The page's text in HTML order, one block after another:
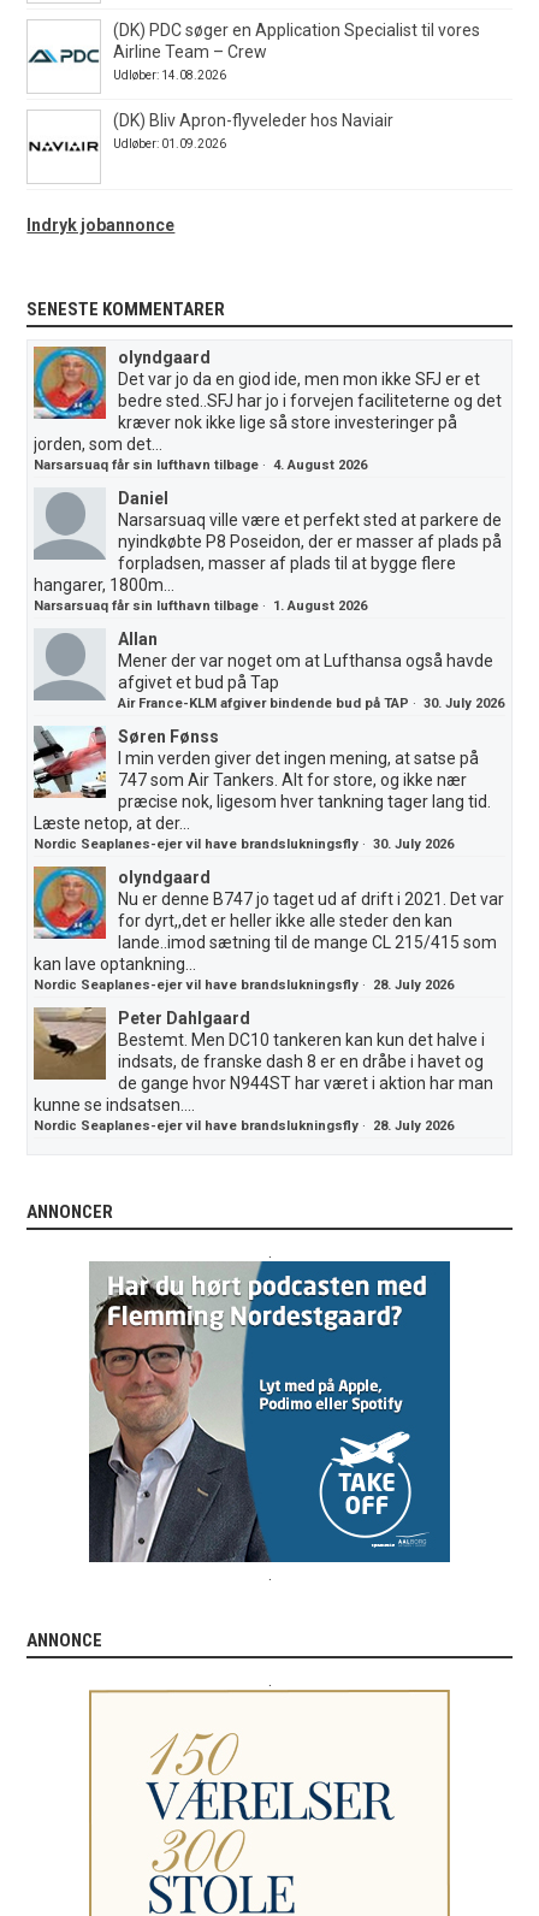
(DK) PDC søger en Application Specialist til vores
Airline Team – Crew
Udløber: 14.08.2026
(DK) Bliv Apron-flyveleder hos Naviair
Udløber: 01.09.2026
Indryk jobannonce
SENESTE KOMMENTARER
olyndgaard
Det var jo da en giod ide, men mon ikke SFJ er et
bedre sted..SFJ har jo i forvejen faciliteterne og det
kræver nok ikke lige så store investeringer på
jorden, som det...
Narsarsuaq får sin lufthavn tilbage ·4. August 2026
Daniel
Narsarsuaq ville være et perfekt sted at parkere de
nyindkøbte P8 Poseidon, der er masser af plads på
forpladsen, masser af plads til at bygge flere
hangarer, 1800m...
Narsarsuaq får sin lufthavn tilbage · 1. August 2026
Allan
Mener der var noget om at Lufthansa også havde
afgivet et bud på Tap
Air France-KLM afgiver bindende bud på TAP ·30. July 2026
Søren Fønss
I min verden giver det ingen mening, at satse på
747 som Air Tankers. Alt for store, og ikke nær
præcise nok, ligesom hver tankning tager lang tid.
Læste netop, at der...
Nordic Seaplanes-ejer vil have brandslukningsfly ·30. July 2026
olyndgaard
Nu er denne B747 jo taget ud af drift i 2021. Det var
for dyrt,,det er heller ikke alle steder den kan
lande..imod sætning til de mange CL 215/415 som
kan lave optankning...
Nordic Seaplanes-ejer vil have brandslukningsfly · 28. July 2026
Peter Dahlgaard
Bestemt. Men DC10 tankeren kan kun det halve i
indsats, de franske dash 8 er en dråbe i havet og
de gange hvor N944ST har været i aktion har man
kunne se indsatsen....
Nordic Seaplanes-ejer vil have brandslukningsfly · 28. July 2026
ANNONCER
ANNONCE